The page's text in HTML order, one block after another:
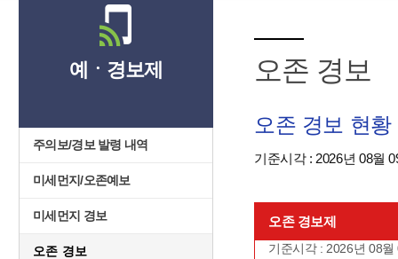
예ㆍ경보제
주의보/경보 발령 내역
미세먼지/오존예보
미세먼지 경보
오존 경보
오존 경보
오존 경보 현황
기준시각 : 2026년 08월
오존 경보제
기준시각 : 2026년 08월